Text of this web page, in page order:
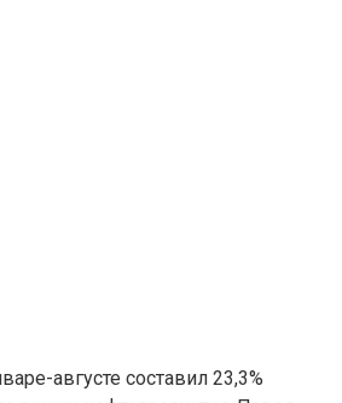
августе составил 23,3%